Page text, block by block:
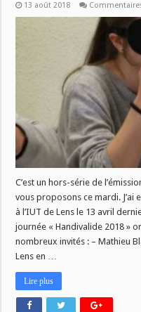
13 août 2018
C’est un hors-série de
vous proposons ce mardi. J’ai
à l’IUT de Lens le 13 avril
journée « Handivalide 2018 »
nombreux invités : – Mathieu
Lens en …
Lire plus